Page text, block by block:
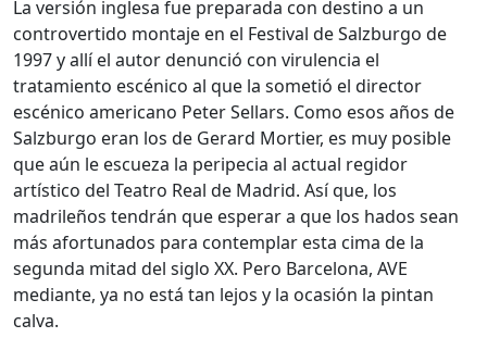
La versión inglesa fue preparada con destino a un
controvertido montaje en el Festival de Salzburgo de
1997 y allí el autor denunció con virulencia el
tratamiento escénico al que la sometió el director
escénico americano Peter Sellars. Como esos años de
Salzburgo eran los de Gerard Mortier, es muy posible
que aún le escueza la peripecia al actual regidor
artístico del Teatro Real de Madrid. Así que, los
madrileños tendrán que esperar a que los hados sean
más afortunados para contemplar esta cima de la
segunda mitad del siglo XX. Pero Barcelona, AVE
mediante, ya no está tan lejos y la ocasión la pintan
calva.